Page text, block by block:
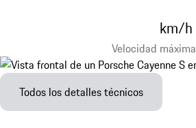
Velocidad máxima
km/h
Todos los detalles técnicos